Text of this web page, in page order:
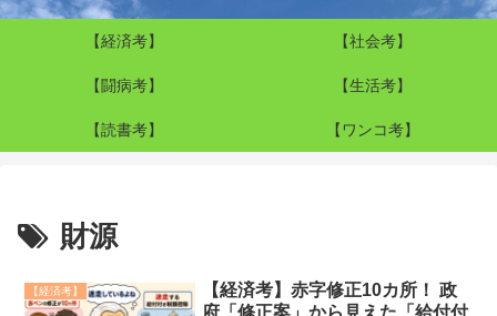
【経済考】 【社会考】
【闘病考】 【生活考】
【読書考】 【ワンコ考】
財源
【経済考】
【経済考】赤字修正10カ所！ 政